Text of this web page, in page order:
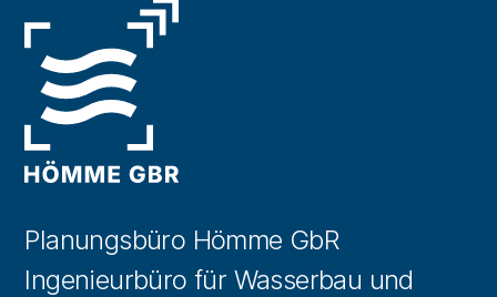
Planungsbüro Hömme GbR
Ingenieurbüro für Wasserbau und